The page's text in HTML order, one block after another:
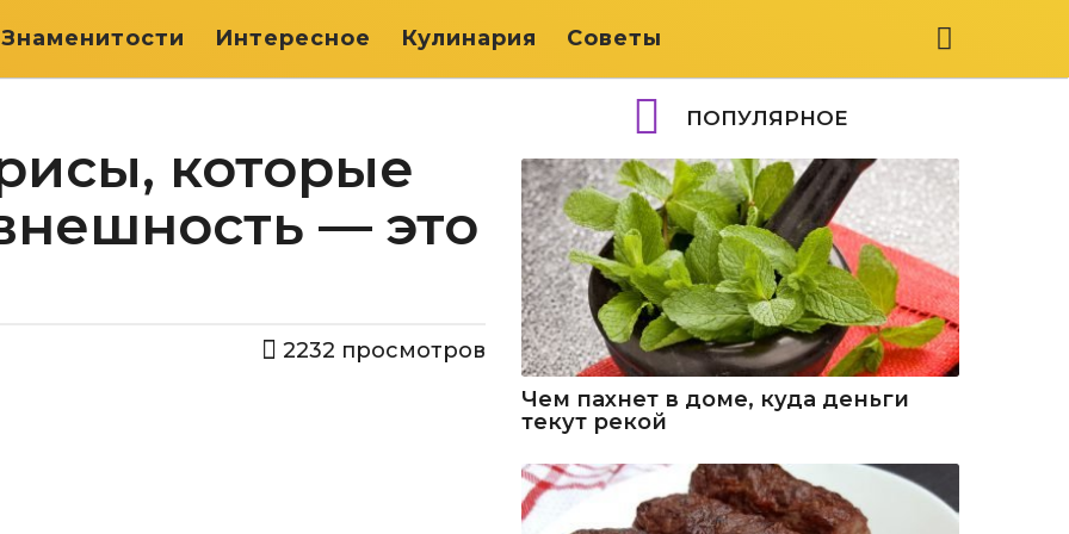
Знаменитости Интересное Кулинария Советы
которые
— это
2232 просмотров
ПОПУЛЯРНОЕ
Чем пахнет в доме, куда деньги
текут рекой